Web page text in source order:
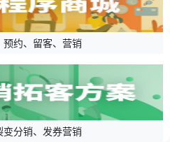
预约、留客、营销
变分销、发券营销